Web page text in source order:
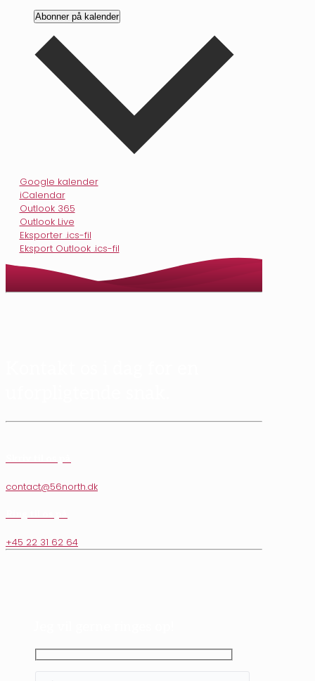
Abonner på kalender
Google kalender
iCalendar
Outlook 365
Outlook Live
Eksporter .ics-fil
Eksport Outlook .ics-fil
contact@56north.dk
+45 22 31 62 64